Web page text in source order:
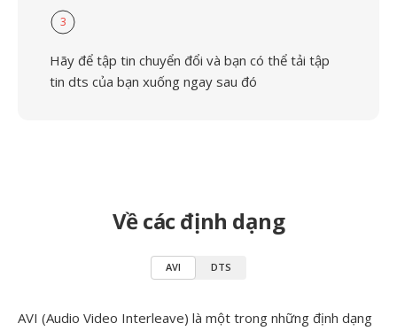
3
Hãy để tập tin chuyển đổi và bạn có thể tải tập
tin dts của bạn xuống ngay sau đó
Về các định dạng
AVI DTS
AVI (Audio Video Interleave) là một trong những định dạng